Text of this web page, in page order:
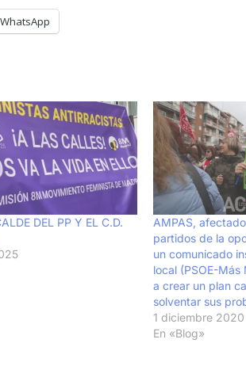
WhatsApp
DEL PP Y EL C.D.
AMPAS,
partidos de la
un comunicado
local (PSOE-
a crear un plan
solventar sus
1 diciembre 2020
En «Blog»